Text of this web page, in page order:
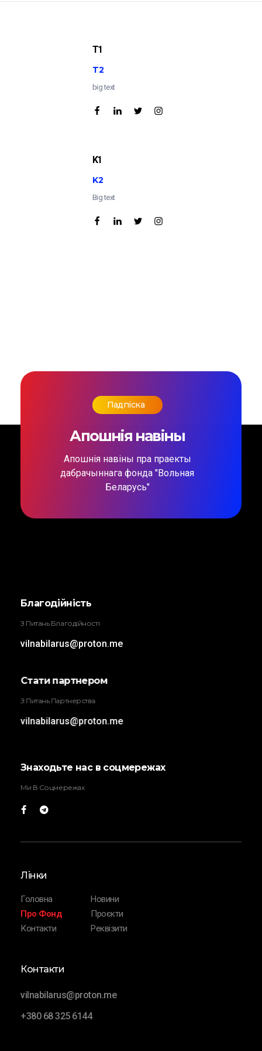
T1
T2
big text
K1
K2
Big text
Падпіска
Апошнія навіны
Апошнія навіны пра праекты
дабрачыннага фонда "Вольная
Беларусь"
Трыбунал
ВІЛЬНА БІЛОРУСЬ
Благодійність
З Питань Благодійності
vilnabilarus@proton.me
Стати партнером
З Питань Партнерства
vilnabilarus@proton.me
Знаходьте нас в соцмережах
Ми В Соцмережах
Лінки
Головна
Про Фонд
Контакти
Новини
Проєкти
Реквізити
Контакти
vilnabilarus@proton.me
+380 68 325 6144